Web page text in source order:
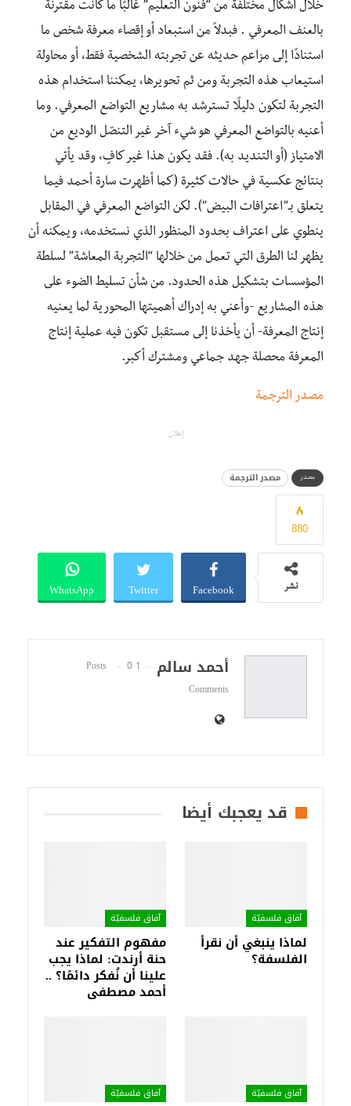
خلال أشكال مختلفة من “فنون التعليم” غالبًا ما كانت مقترنة
بالعنف المعرفي . فبدلاً من استبعاد أو إقصاء معرفة شخص ما
استنادًا إلى مزاعم حديثه عن تجربته الشخصية فقط، أو محاولة
استيعاب هذه التجربة ومن ثم تحويرها، يمكننا استخدام هذه
التجربة لتكون دليلًا تسترشد به مشاريع التواضع المعرفي. وما
أعنيه بالتواضع المعرفي هو شيء آخر غير التنصّل الوديع من
الامتياز (أو التنديد به). فقد يكون هذا غير كافٍ، وقد يأتي
بنتائج عكسية في حالات كثيرة (كما أظهرت سارة أحمد فيما
يتعلق بـ”اعترافات البيض”). لكن التواضع المعرفي في المقابل
ينطوي على اعتراف بحدود المنظور الذي نستخدمه، ويمكنه أن
يظهر لنا الطرق التي تعمل من خلالها “التجربة المعاشة” لسلطة
المؤسسات بتشكيل هذه الحدود. من شأن تسليط الضوء على
هذه المشاريع -وأعني به إدراك أهميتها المحورية لما يعنيه
إنتاج المعرفة- أن يأخذنا إلى مستقبل تكون فيه عملية إنتاج
المعرفة محصلة جهد جماعي ومشترك أكبر.
مصدر الترجمة
إعلان
مصدر مصدر الترجمة
880
نشر Facebook
Twitter
WhatsApp
أحمد سالم 1 Posts
0
Comments
قد يعجبك أيضا
آفاق فلسفيّة‎
لماذا ينبغي أن نقرأ
الفلسفة؟
آفاق فلسفيّة‎
مفهوم التفكير عند
حنة أرندت: لماذا يجب
علينا أن نُفكر دائمًا؟ ..
أحمد مصطفى
آفاق فلسفيّة‎ آفاق فلسفيّة‎